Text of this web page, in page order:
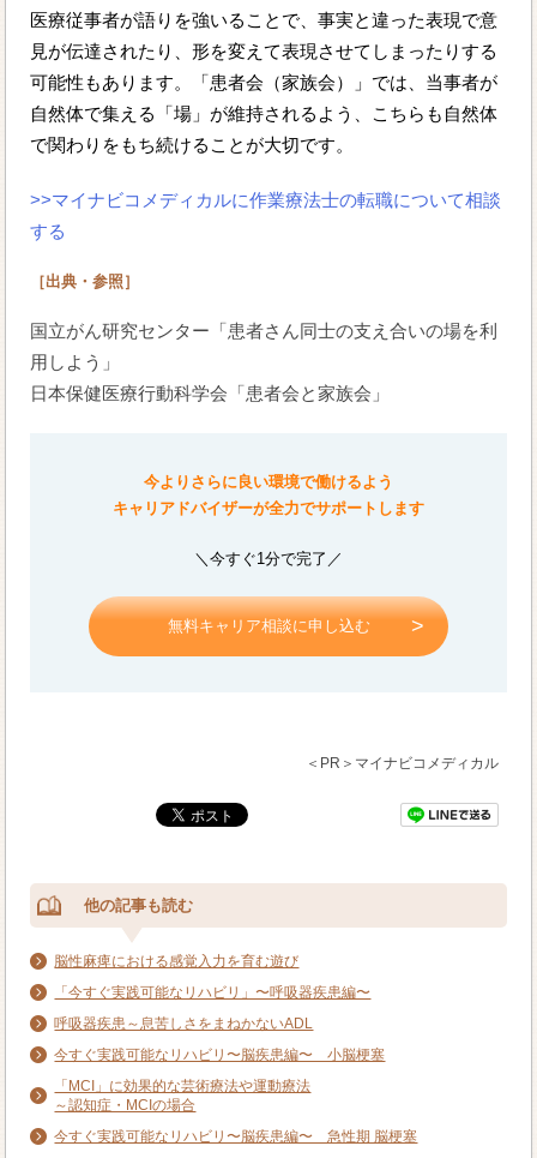
医療従事者が語りを強いることで、事実と違った表現で意
見が伝達されたり、形を変えて表現させてしまったりする
可能性もあります。「患者会（家族会）」では、当事者が
自然体で集える「場」が維持されるよう、こちらも自然体
で関わりをもち続けることが大切です。
>>マイナビコメディカルに作業療法士の転職について相談
する
［出典・参照］
国立がん研究センター「患者さん同士の支え合いの場を利
用しよう」
日本保健医療行動科学会「患者会と家族会」
今よりさらに良い環境で働けるよう
キャリアドバイザーが全力でサポートします
＼今すぐ1分で完了／
無料キャリア相談に申し込む
＜PR＞マイナビコメディカル
他の記事も読む
脳性麻痺における感覚入力を育む遊び
「今すぐ実践可能なリハビリ」〜呼吸器疾患編〜
呼吸器疾患～息苦しさをまねかないADL
今すぐ実践可能なリハビリ〜脳疾患編〜 小脳梗塞
「MCI」に効果的な芸術療法や運動療法
～認知症・MCIの場合
今すぐ実践可能なリハビリ〜脳疾患編〜 急性期 脳梗塞